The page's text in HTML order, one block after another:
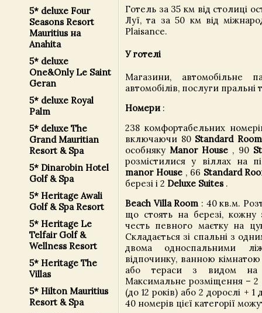
5* deluxe Four
Seasons Resort
Mauritius на
Anahita
5* deluxe
One&Only Le Saint
Geran
5* deluxe Royal
Palm
5* deluxe The
Grand Mauritian
Resort & Spa
5* Dinarobin Hotel
Golf & Spa
5* Heritage Awali
Golf & Spa Resort
5* Heritage Le
Telfair Golf &
Wellness Resort
5* Heritage The
Villas
5* Hilton Mauritius
Resort & Spa
Готель за 35 км від столиці
Луї, та за 50 км від
Plaisance.
У готелі
Магазини, автомобільне
автомобілів, послуги пральні
Номери :
238 комфортабельних
включаючи 80 Standard
особнякуManor House , 90
розмістилися у віллах на
manor House, 66 Standard
березі і 2 Deluxe Suites.
Beach Villa Room : 40 кв.м.
що стоять на березі, кожну
честь певного маєтку на
Складається зі спальні з
двома односпальними
відпочинку, ванною
або тераси з видом на
Максимальне розміщення – 2
(до 12 років) або 2 дорослі + 1
40 номерів цієї категорії